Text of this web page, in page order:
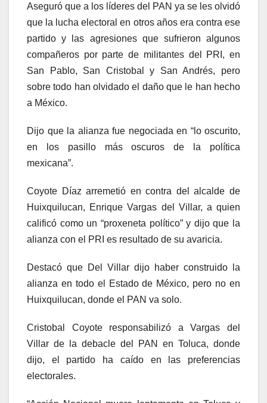
Aseguró que a los líderes del PAN ya se les olvidó
que la lucha electoral en otros años era contra ese
partido y las agresiones que sufrieron algunos
compañeros por parte de militantes del PRI, en
San Pablo, San Cristobal y San Andrés, pero
sobre todo han olvidado el daño que le han hecho
a México.
Dijo que la alianza fue negociada en “lo oscurito,
en los pasillo más oscuros de la política
mexicana”.
Coyote Díaz arremetió en contra del alcalde de
Huixquilucan, Enrique Vargas del Villar, a quien
calificó como un “proxeneta político” y dijo que la
alianza con el PRI es resultado de su avaricia.
Destacó que Del Villar dijo haber construido la
alianza en todo el Estado de México, pero no en
Huixquilucan, donde el PAN va solo.
Cristobal Coyote responsabilizó a Vargas del
Villar de la debacle del PAN en Toluca, donde
dijo, el partido ha caído en las preferencias
electorales.